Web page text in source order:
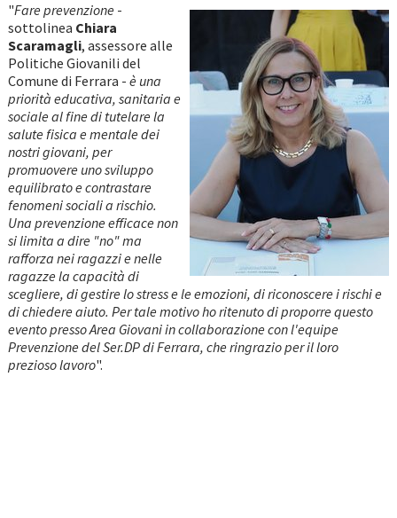
"Fare prevenzione -
sottolinea Chiara
Scaramagli, assessore alle
Politiche Giovanili del
Comune di Ferrara - è una
priorità educativa, sanitaria e
sociale al fine di tutelare la
salute fisica e mentale dei
nostri giovani, per
promuovere uno sviluppo
equilibrato e contrastare
fenomeni sociali a rischio.
Una prevenzione efficace non
si limita a dire "no" ma
rafforza nei ragazzi e nelle
ragazze la capacità di
scegliere, di gestire lo stress e le emozioni, di riconoscere i rischi e
di chiedere aiuto. Per tale motivo ho ritenuto di proporre questo
evento presso Area Giovani in collaborazione con l'equipe
Prevenzione del Ser.DP di Ferrara, che ringrazio per il loro
prezioso lavoro".